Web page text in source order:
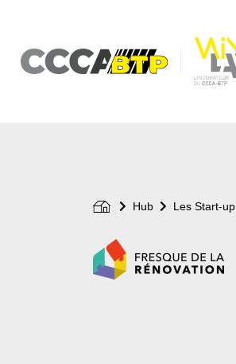
contenu
principal
Hub Les Start-up
Logo
de